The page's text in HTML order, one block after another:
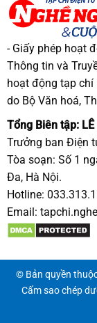
- Giấy phép hoạt
Thông tin và
hoạt động tạp chí
do Bộ Văn hoá,
Tổng Biên tập:
Trưởng ban Điện
Tòa soạn: Số 1
Đa, Hà Nội.
Hotline:
Email:
© Bản quyền
Cấm sao chép